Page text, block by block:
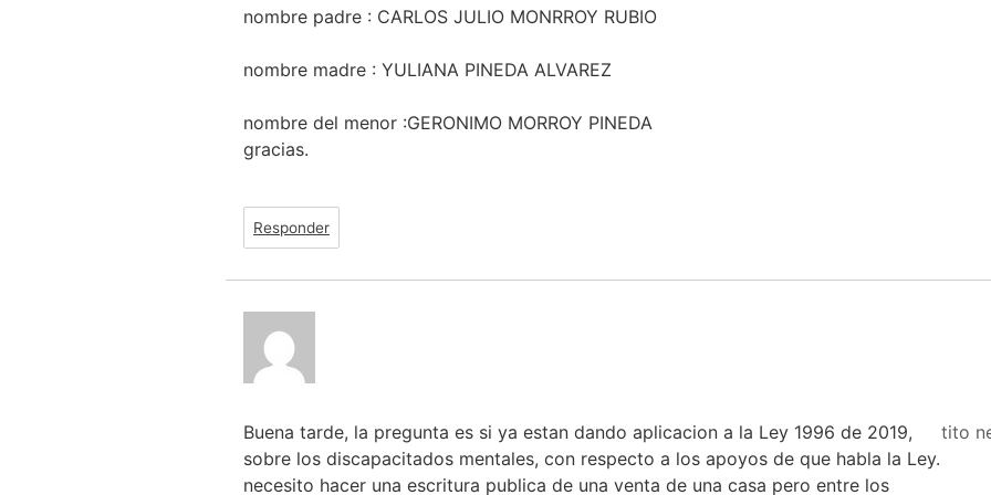
nombre padre : CARLOS JULIO MONRROY RUBIO
nombre madre : YULIANA PINEDA ALVAREZ
nombre del menor :GERONIMO MORROY PINEDA
gracias.
Responder
tito
Buena tarde, la pregunta es si ya estan dando aplicacion a la Ley 1996 de 2019,
sobre los discapacitados mentales, con respecto a los apoyos de que habla la Ley.
necesito hacer una escritura publica de una venta de una casa pero entre los